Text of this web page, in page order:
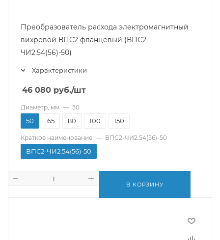
Преобразователь расхода электромагнитный
вихревой ВПС2 фланцевый (ВПС2-
ЧИ2.54(56)-50)
Характеристики
46 080 руб./шт
Диаметр, мм — 50
50 65 80 100 150
Краткое наименование — ВПС2-ЧИ2.54(56)-50
ВПС2-ЧИ2.54(56)-50
В КОРЗИНУ